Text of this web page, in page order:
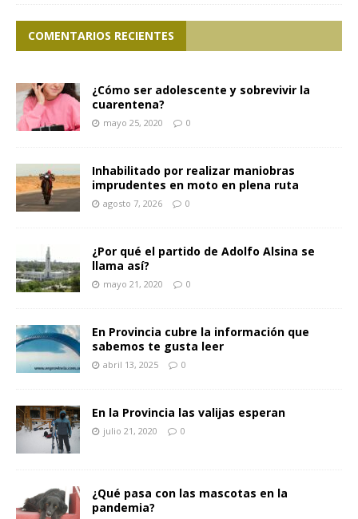
COMENTARIOS RECIENTES
¿Cómo ser adolescente y sobrevivir la
cuarentena?
mayo 25, 2020 0
Inhabilitado por realizar maniobras
imprudentes en moto en plena ruta
agosto 7, 2026 0
¿Por qué el partido de Adolfo Alsina se
llama así?
mayo 21, 2020 0
En Provincia cubre la información que
sabemos te gusta leer
abril 13, 2025 0
En la Provincia las valijas esperan
julio 21, 2020 0
¿Qué pasa con las mascotas en la
pandemia?